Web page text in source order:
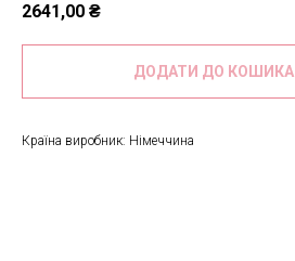
2641,00 ₴
ДОДАТИ ДО КОШИКА
Країна виробник: Німеччина